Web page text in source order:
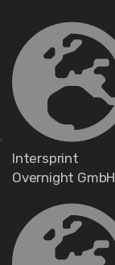
Intersprint
Overnight GmbH